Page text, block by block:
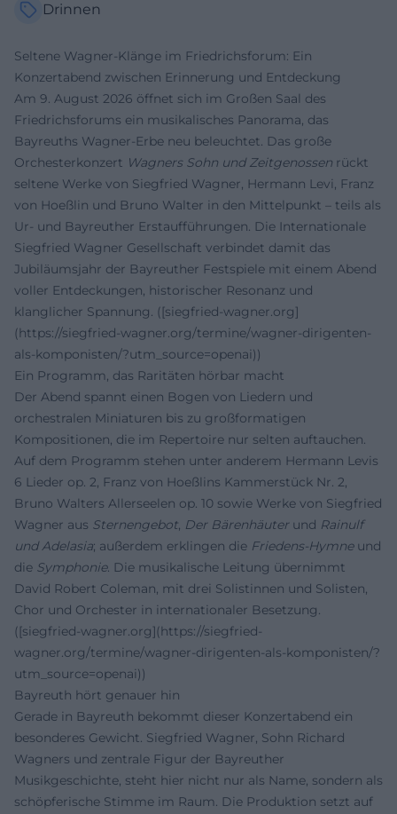
Drinnen
Seltene Wagner-Klänge im Friedrichsforum: Ein
Konzertabend zwischen Erinnerung und Entdeckung
Am 9. August 2026 öffnet sich im Großen Saal des
Friedrichsforums ein musikalisches Panorama, das
Bayreuths Wagner-Erbe neu beleuchtet. Das große
Orchesterkonzert Wagners Sohn und Zeitgenossen rückt
seltene Werke von Siegfried Wagner, Hermann Levi, Franz
von Hoeßlin und Bruno Walter in den Mittelpunkt – teils als
Ur- und Bayreuther Erstaufführungen. Die Internationale
Siegfried Wagner Gesellschaft verbindet damit das
Jubiläumsjahr der Bayreuther Festspiele mit einem Abend
voller Entdeckungen, historischer Resonanz und
klanglicher Spannung. ([siegfried-wagner.org]
(https://siegfried-wagner.org/termine/wagner-dirigenten-
als-komponisten/?utm_source=openai))
Ein Programm, das Raritäten hörbar macht
Der Abend spannt einen Bogen von Liedern und
orchestralen Miniaturen bis zu großformatigen
Kompositionen, die im Repertoire nur selten auftauchen.
Auf dem Programm stehen unter anderem Hermann Levis
6 Lieder op. 2, Franz von Hoeßlins Kammerstück Nr. 2,
Bruno Walters Allerseelen op. 10 sowie Werke von Siegfried
Wagner aus Sternengebot, Der Bärenhäuter und Rainulf
und Adelasia; außerdem erklingen die Friedens-Hymneund
die Symphonie. Die musikalische Leitung übernimmt
David Robert Coleman, mit drei Solistinnen und Solisten,
Chor und Orchester in internationaler Besetzung.
([siegfried-wagner.org](https://siegfried-
wagner.org/termine/wagner-dirigenten-als-komponisten/?
utm_source=openai))
Bayreuth hört genauer hin
Gerade in Bayreuth bekommt dieser Konzertabend ein
besonderes Gewicht. Siegfried Wagner, Sohn Richard
Wagners und zentrale Figur der Bayreuther
Musikgeschichte, steht hier nicht nur als Name, sondern als
schöpferische Stimme im Raum. Die Produktion setzt auf